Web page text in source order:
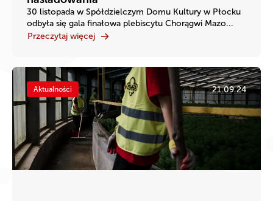
30 listopada w Spółdzielczym Domu Kultury w Płocku
odbyła się gala finałowa plebiscytu Chorągwi Mazo...
Przeczytaj więcej
Aktualności 21.09.24